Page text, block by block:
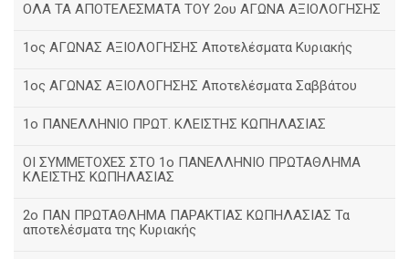
ΟΛΑ ΤΑ ΑΠΟΤΕΛΕΣΜΑΤΑ ΤΟΥ 2ου ΑΓΩΝΑ ΑΞΙΟΛΟΓΗΣΗΣ
1ος ΑΓΩΝΑΣ ΑΞΙΟΛΟΓΗΣΗΣ Αποτελέσματα Κυριακής
1ος ΑΓΩΝΑΣ ΑΞΙΟΛΟΓΗΣΗΣ Αποτελέσματα Σαββάτου
1ο ΠΑΝΕΛΛΗΝΙΟ ΠΡΩΤ. ΚΛΕΙΣΤΗΣ ΚΩΠΗΛΑΣΙΑΣ
ΟΙ ΣΥΜΜΕΤΟΧΕΣ ΣΤΟ 1ο ΠΑΝΕΛΛΗΝΙΟ ΠΡΩΤΑΘΛΗΜΑ
ΚΛΕΙΣΤΗΣ ΚΩΠΗΛΑΣΙΑΣ
2ο ΠΑΝ ΠΡΩΤΑΘΛΗΜΑ ΠΑΡΑΚΤΙΑΣ ΚΩΠΗΛΑΣΙΑΣ Τα
αποτελέσματα της Κυριακής